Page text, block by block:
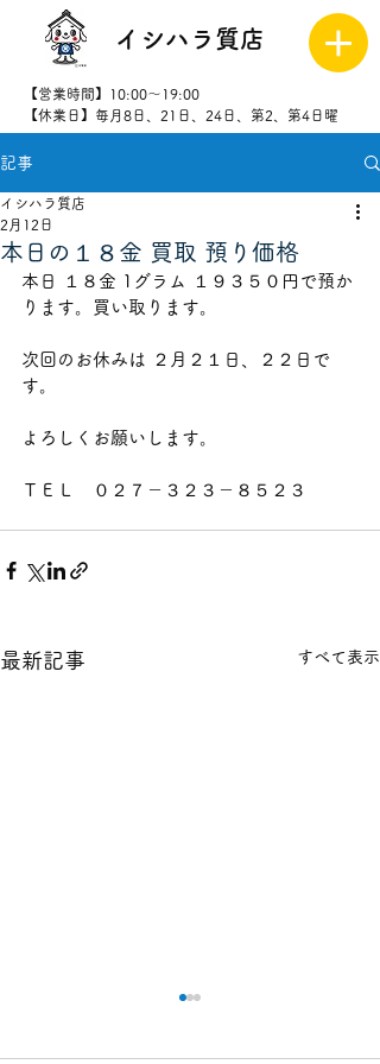
イシハラ質店
【営業時間】10:00～19:00
【休業日】毎月8日、21日、24日、第2、第4日曜
8523
記事
本日の１８金 買取 預り価格
イシハラ質店
2月12日
本日 １８金 1グラム １９３５０円で預か
ります。買い取ります。
次回のお休みは ２月２１日、２２日で
す。
よろしくお願いします。
ＴＥＬ　０２７－３２３－８５２３
最新記事 すべて表示